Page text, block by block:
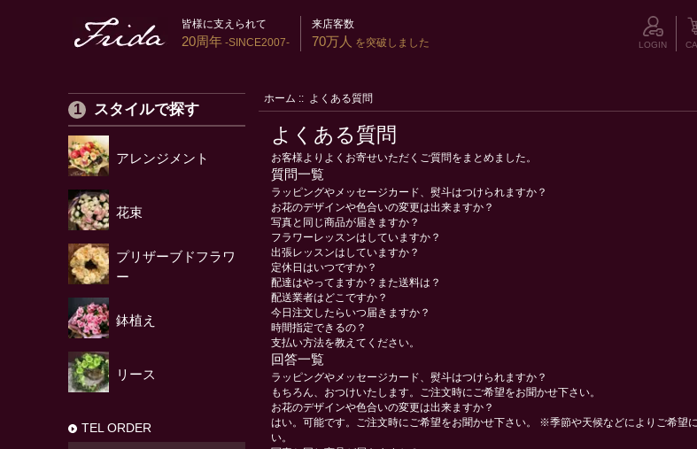
皆様に支えられて
20周年 -SINCE2007-
来店客数
70万人 を突破しました LOGIN
スタイルで探す
アレンジメント
花束
プリザーブドフラワ
ー
鉢植え
リース
TEL ORDER
ホーム :: よくある質問
よくある質問
お客様よりよくお寄せいただくご質問をまとめました。
質問一覧
ラッピングやメッセージカード、熨斗はつけられますか？
お花のデザインや色合いの変更は出来ますか？
写真と同じ商品が届きますか？
フラワーレッスンはしていますか？
出張レッスンはしていますか？
定休日はいつですか？
配達はやってますか？また送料は？
配送業者はどこですか？
今日注文したらいつ届きますか？
時間指定できるの？
支払い方法を教えてください。
回答一覧
ラッピングやメッセージカード、熨斗はつけられますか？
もちろん、おつけいたします。ご注文時にご希望をお聞かせ下さい。
お花のデザインや色合いの変更は出来ますか？
はい。可能です。ご注文時にご希望をお聞かせ下さい。 ※季節や天候などによりご希望
い。